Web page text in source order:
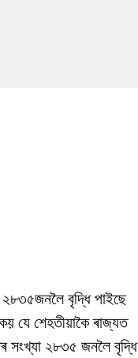
বৃদ্ধি পাইছে
যে শেহতীয়াকৈ ৰাজ্যত
২৮৩৫ জনলৈ বৃদ্ধি